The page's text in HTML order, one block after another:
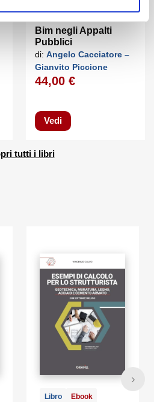
Bim negli Appalti
Pubblici
di:Angelo Cacciatore –
Gianvito Piccione
44,00 €
Vedi
tutti i libri
Libro Ebook